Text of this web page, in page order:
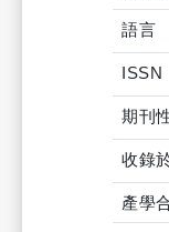
語言
ISSN
期刊
收錄
產學